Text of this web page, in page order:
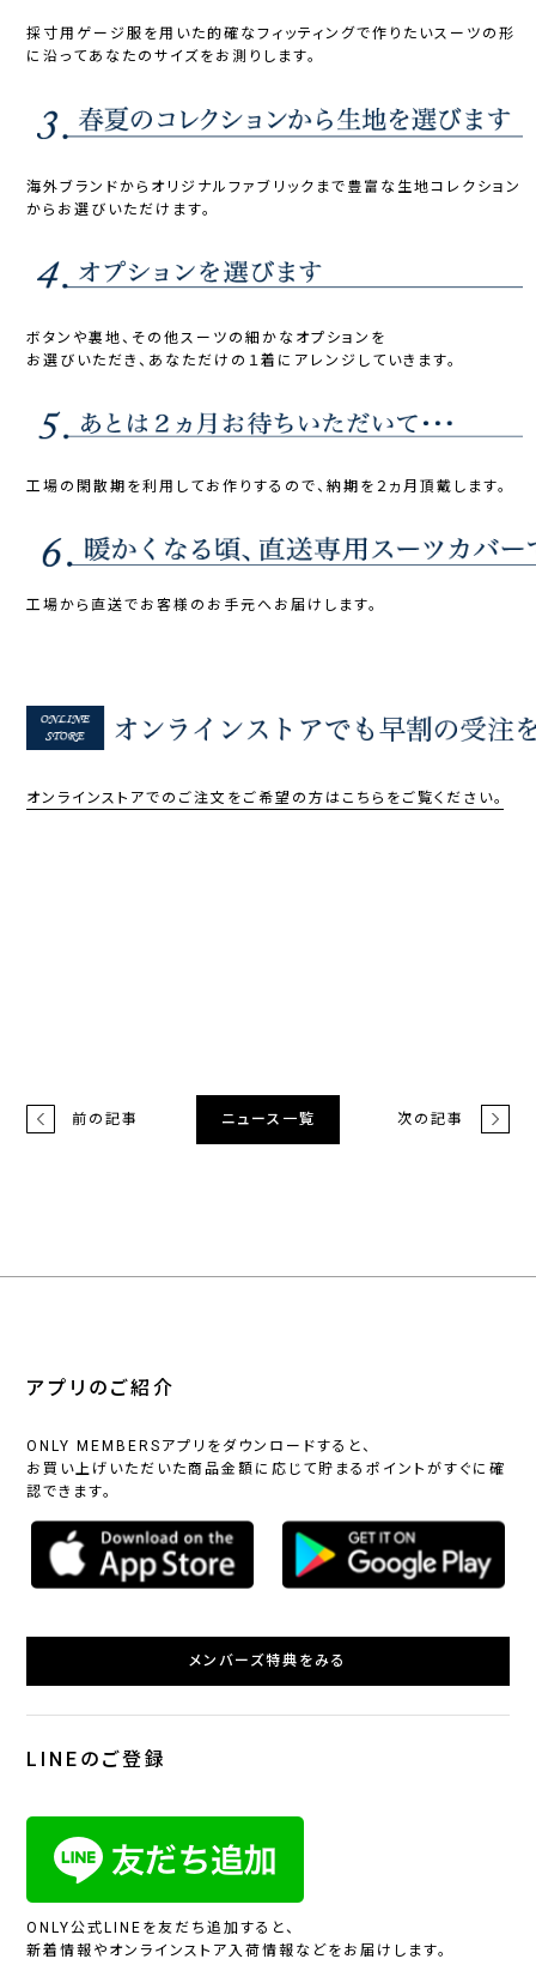
採寸用ゲージ服を用いた的確なフィッティングで作りたいスーツの形
に沿ってあなたのサイズをお測りします。
海外ブランドからオリジナルファブリックまで豊富な生地コレクション
からお選びいただけます。
ボタンや裏地、その他スーツの細かなオプションを
お選びいただき、あなただけの１着にアレンジしていきます。
工場の閑散期を利用してお作りするので、納期を２ヵ月頂戴します。
工場から直送でお客様のお手元へお届けします。
オンラインストアでのご注文をご希望の方はこちらをご覧ください。
前の記事 ニュース一覧 次の記事
アプリのご紹介
ONLY MEMBERSアプリをダウンロードすると、
お買い上げいただいた商品金額に応じて貯まるポイントがすぐに確
認できます。
メンバーズ特典をみる
LINEのご登録
ONLY公式LINEを友だち追加すると、
新着情報やオンラインストア入荷情報などをお届けします。